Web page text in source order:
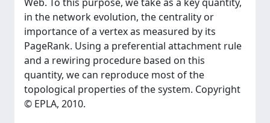
in the network evolution, the centrality or
importance of a vertex as measured by its
PageRank. Using a preferential attachment rule
and a rewiring procedure based on this
quantity, we can reproduce most of the
topological properties of the system. Copyright
© EPLA, 2010.